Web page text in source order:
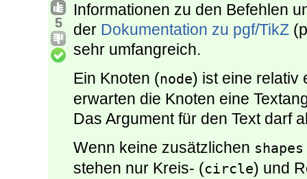
5
Informationen zu den Befehlen
der Dokumentation zu pgf/TikZ
sehr umfangreich.
Ein Knoten (node) ist eine relativ
erwarten die Knoten eine
Das Argument für den Text darf
Wenn keine zusätzlichen shapes
stehen nur Kreis- (circle) und